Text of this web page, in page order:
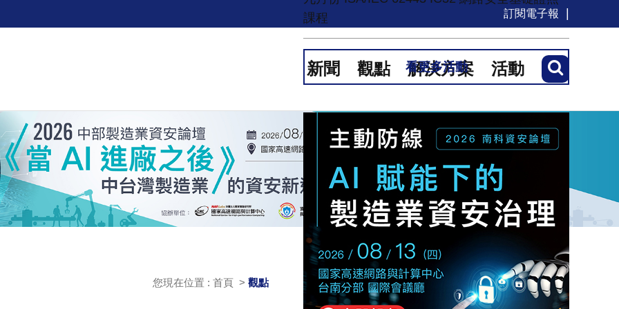
訂閱電子報
新聞 觀點 解決方案 活動
您現在位置 : 首頁 > 觀點
課程
看更多活動